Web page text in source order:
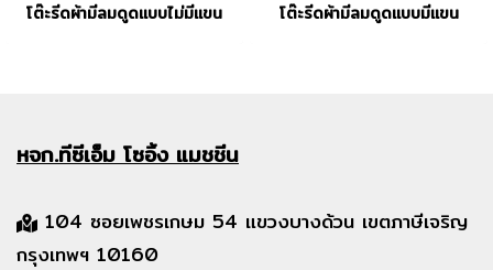
โต๊ะรีดผ้ามีลมดูดแบบไม่มีแขน โต๊ะรีดผ้ามีลมดูดแบบมีแขน
หจก.ทีซีเอ็มโซอิ้ง แมชชีน
104 ซอยเพชรเกษม 54 แขวงบางด้วน เขตภาษีเจริญ
กรุงเทพฯ 10160